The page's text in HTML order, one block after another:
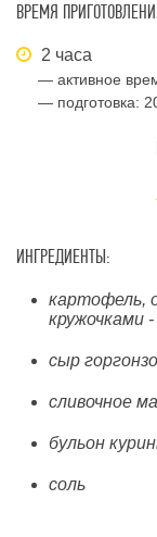
ВРЕМЯ
2 часа
— активное
— подготовка:
ИНГРЕДИЕНТЫ:
картофель,
кружочками
сыр
сливочное
бульон
соль